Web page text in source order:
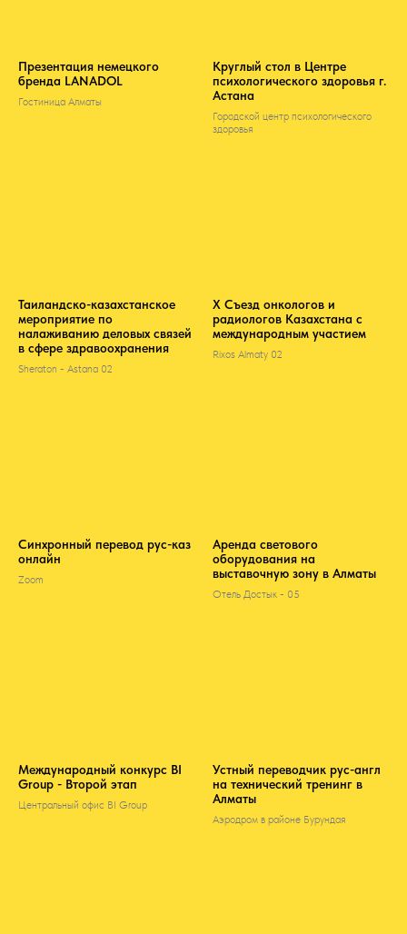
Презентация немецкого
бренда LANADOL
Гостиница Алматы
Круглый стол в Центре
психологического здоровья г.
Астана
Городской центр психологического
здоровья
Таиландско-казахстанское
мероприятие по
налаживанию деловых связей
в сфере здравоохранения
Sheraton - Astana 02
Х Съезд онкологов и
радиологов Казахстана с
международным участием
Rixos Almaty 02
Синхронный перевод рус-каз
онлайн
Zoom
Аренда светового
оборудования на
выставочную зону в Алматы
Отель Достык - 05
Международный конкурс BI
Group - Второй этап
Центральный офис BI Group
Устный переводчик рус-англ
на технический тренинг в
Алматы
Аэродром в районе Бурундая